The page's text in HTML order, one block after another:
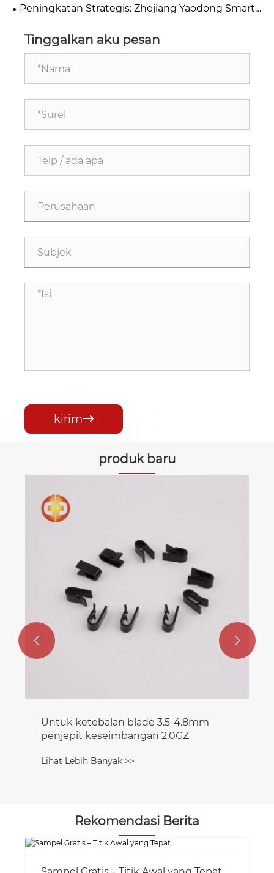
Membangun "Parit" yang Kokoh untuk Persaingan
Mengembangkan "Penjepit Ubin Magnetik"
Kepemilikan untuk Mempercepat Peningkatan
Manufaktur Motor Efisiensi Tinggi
Peningkatan Strategis: Zhejiang Yaodong Smart
Press Otomatis 200T Baru untuk Suku Cadang
Presisi Otomotif
Tinggalkan aku pesan
kirim
produk baru
Untuk ketebalan blade 3.5-4.8mm
penjepit keseimbangan 2.0GZ
Lihat Lebih Banyak >>
 
Rekomendasi Berita